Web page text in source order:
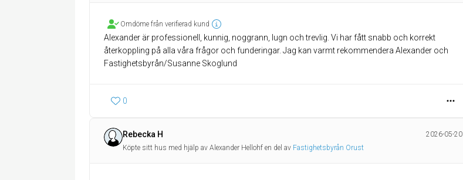
Omdöme från verifierad kund
Alexander är professionell, kunnig, noggrann, lugn och trevlig. Vi har fått snabb och korrekt
återkoppling på alla våra frågor och funderingar. Jag kan varmt rekommendera Alexander och
Fastighetsbyrån/Susanne Skoglund
0
Rebecka H
2026-05-20
Köpte sitt hus med hjälp av Alexander Hellohf en del av Fastighetsbyrån Orust